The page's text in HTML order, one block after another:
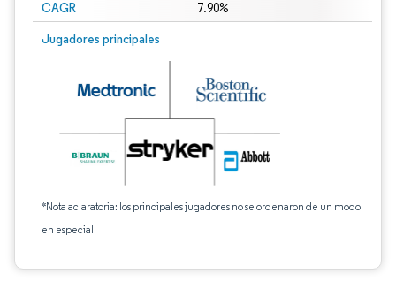
CAGR 7.90%
Jugadores principales
*Nota aclaratoria: los principales jugadores no se ordenaron de un modo
en especial